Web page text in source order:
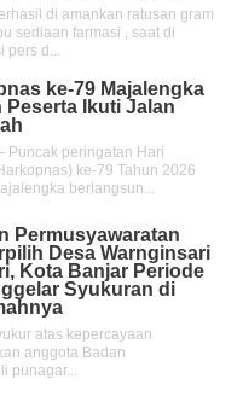
di amankan ratusan gram
sediaan farmasi , saat di
d...
ke-79 Majalengka
Peserta Ikuti Jalan
Puncak peringatan Hari
ke-79 Tahun 2026
berlangsun...
Permusyawaratan
Desa Warnginsari
Kota Banjar Periode
Syukuran di
atas kepercayaan
anggota Badan
punagar...